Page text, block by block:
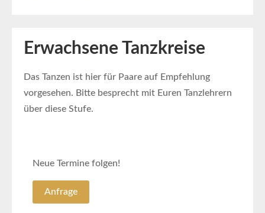
Erwachsene Tanzkreise
Das Tanzen ist hier für Paare auf Empfehlung
vorgesehen. Bitte besprecht mit Euren Tanzlehrern
über diese Stufe.
Neue Termine folgen!
Anfrage